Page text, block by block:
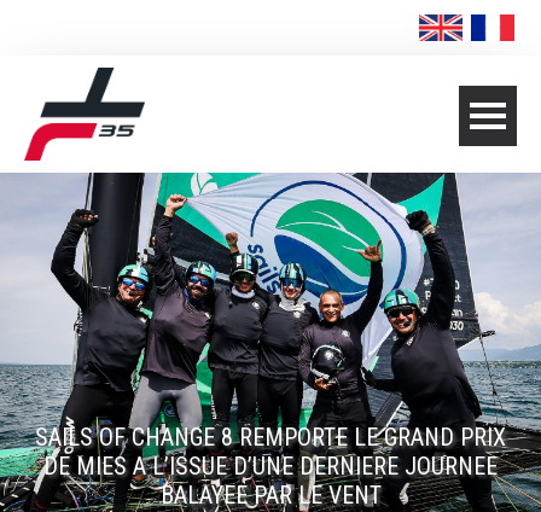
SAILS OF CHANGE 8 REMPORTE LE GRAND PRIX
DE MIES A L’ISSUE D’UNE DERNIERE JOURNEE
BALAYEE PAR LE VENT